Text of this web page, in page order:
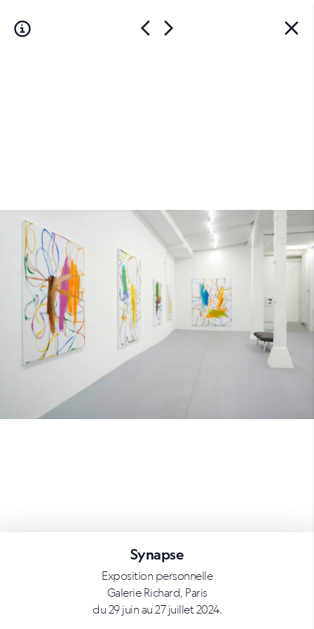
Synapse
Exposition personnelle
Galerie Richard, Paris
du 29 juin au 27 juillet 2024.